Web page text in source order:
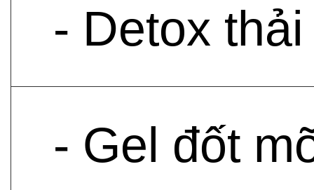
- Detox
- Gel đốt